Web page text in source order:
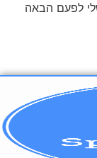
לפעם הבאה